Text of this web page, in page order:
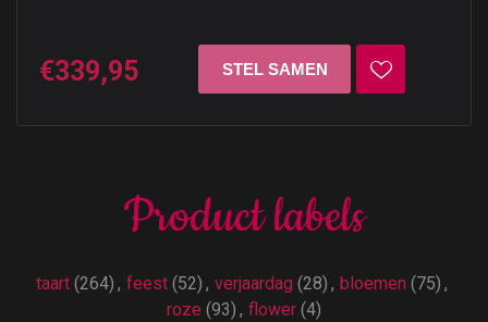
€339,95
Product labels
taart (264) , feest (52) , verjaardag (28) , bloemen (75) ,
roze (93) , flower (4)